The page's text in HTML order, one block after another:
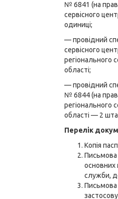
№ 6841 (на
сервісного
одиниці;
— провідний
сервісного
регіонального
області;
— провідний
№ 6844 (на
регіонального
області — 2
Перелік
Копія
Письмова
основних
служби,
Письмова